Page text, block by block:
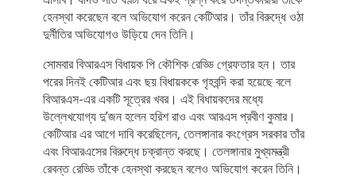
হেনস্থা করেছেন বলে অভিযোগ করেন কেটিআর। তাঁর বিরুদ্ধে ওঠা
দুর্নীতির অভিযোগও উড়িয়ে দেন তিনি।
সোমবার বিআরএস বিধায়ক পি কৌশিক রেড্ডি গ্রেফতার হন। তার
পরের দিনই কেটিআর এবং ছয় বিধায়ককে গৃহবন্দি করা হয়েছে বলে
বিআরএস-এর একটি সূত্রের খবর। এই বিধায়কদের মধ্যে
উল্লেখযোগ্য দু’জন হলেন হরিশ রাও এবং আরএস প্রবীণ কুমার।
কেটিআর এর আগে দাবি করেছিলেন, তেলঙ্গানার কংগ্রেস সরকার তাঁর
এবং বিআরএসের বিরুদ্ধে চক্রান্ত করছে। তেলঙ্গানার মুখ্যমন্ত্রী
রেবন্ত রেড্ডি তাঁকে হেনস্থা করছেন বলেও অভিযোগ করেন তিনি।